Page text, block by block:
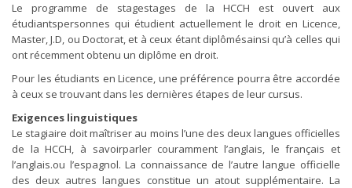
Le programme de stagestages de la HCCH est ouvert aux
étudiantspersonnes qui étudient actuellement le droit en Licence,
Master, J.D, ou Doctorat, et à ceux étant diplômésainsi qu’à celles qui
ont récemment obtenu un diplôme en droit.
Pour les étudiants en Licence, une préférence pourra être accordée
à ceux se trouvant dans les dernières étapes de leur cursus.
Exigences linguistiques
Le stagiaire doit maîtriser au moins l’une des deux langues officielles
de la HCCH, à savoirparler couramment l’anglais, le français et
l’anglais.ou l’espagnol. La connaissance de l’autre langue officielle
des deux autres langues constitue un atout supplémentaire. La